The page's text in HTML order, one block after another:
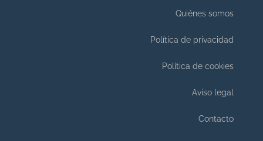
Quiénes somos
Política de privacidad
Política de cookies
Aviso legal
Contacto